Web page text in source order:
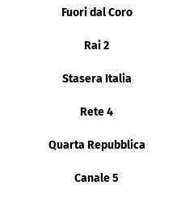
Fuori dal Coro
Rai 2
Stasera Italia
Rete 4
Quarta Repubblica
Canale 5